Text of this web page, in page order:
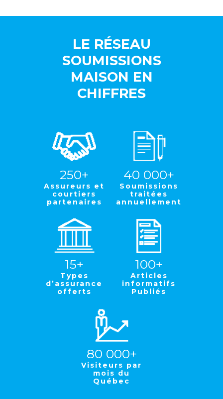
LE RÉSEAU
SOUMISSIONS
MAISON EN
CHIFFRES
250+
Assureurs et
courtiers
partenaires
40 000+
Soumissions
traitées
annuellement
15+
Types
d’assurance
offerts
100+
Articles
informatifs
Publiés
80 000+
Visiteurs par
mois du
Québec